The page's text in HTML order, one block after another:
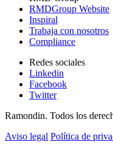
RMDGroup Website
Inspiral
Trabaja con nosotros
Compliance
Redes sociales
Linkedin
Facebook
Twitter
Ramondin. Todos los
Aviso legal Política de